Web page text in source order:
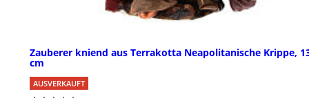
Zauberer kniend aus Terrakotta Neapolitanische Krippe,
cm
AUSVERKAUFT